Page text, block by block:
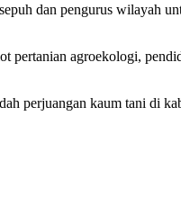
dan pengurus wilayah
pertanian agroekologi,
perjuangan kaum tani di